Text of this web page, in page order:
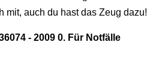
mit, auch du hast das Zeug dazu!
- 2009 0. Für Notfälle